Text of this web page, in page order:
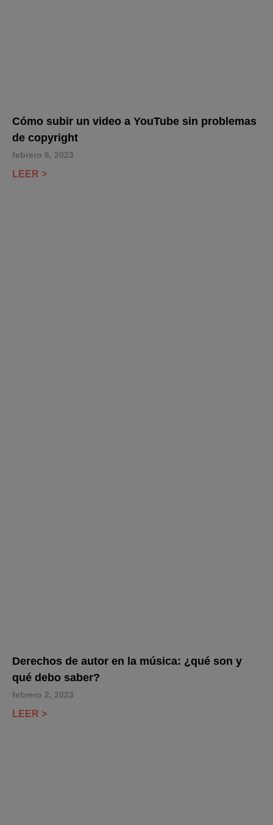
Cómo subir un video a YouTube sin problemas
de copyright
febrero 6, 2023
LEER >
Derechos de autor en la música: ¿qué son y
qué debo saber?
febrero 2, 2023
LEER >